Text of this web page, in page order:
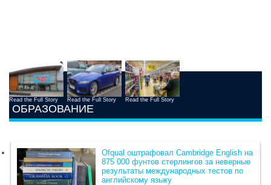
Read the Full Story Read the Full Story Read the Full Story
ОБРАЗОВАНИЕ
Ofqual оштрафовал Cambridge English на
875 000 фунтов стерлингов за неверные
результаты международных тестов по
английскому языку